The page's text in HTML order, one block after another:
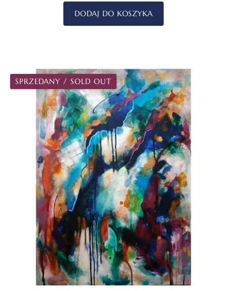
DODAJ DO KOSZYKA